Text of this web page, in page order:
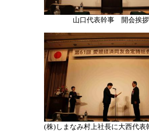
山口代表幹事 開会挨拶
(株)しまなみ村上社長に大西代表